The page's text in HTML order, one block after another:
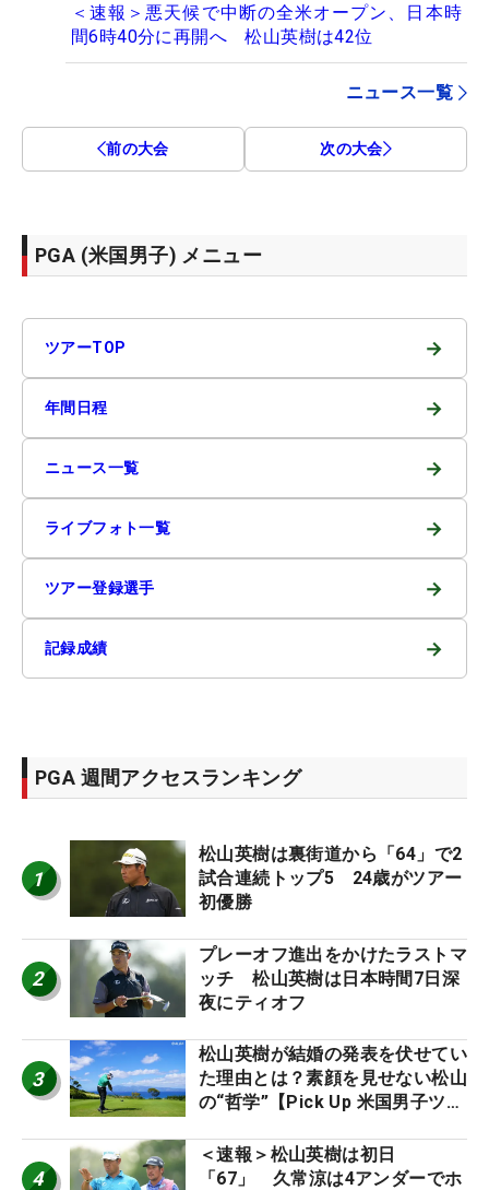
＜速報＞悪天候で中断の全米オープン、日本時
間6時40分に再開へ 松山英樹は42位
ニュース一覧
前の大会 次の大会
PGA (米国男子) メニュー
ツアーTOP →
年間日程 →
ニュース一覧 →
ライブフォト一覧 →
ツアー登録選手 →
記録成績 →
PGA 週間アクセスランキング
1
松山英樹は裏街道から「64」で2
試合連続トップ5 24歳がツアー
初優勝
2
プレーオフ進出をかけたラストマ
ッチ 松山英樹は日本時間7日深
夜にティオフ
3
松山英樹が結婚の発表を伏せてい
た理由とは？素顔を見せない松山
の“哲学”【Pick Up 米国男子ツア
4
＜速報＞松山英樹は初日
「67」 久常涼は4アンダーでホ